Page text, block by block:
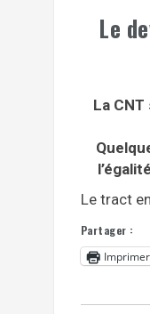
Le
La
Le tract
Partager :
Imprimer